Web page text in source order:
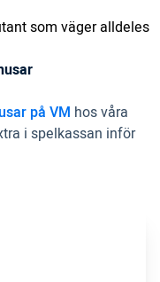
som väger alldeles
på VM hos våra
i spelkassan inför